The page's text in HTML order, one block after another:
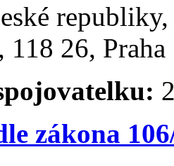
118 26,
zákona